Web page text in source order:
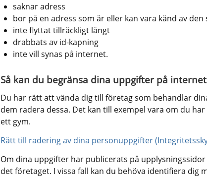
saknar adress
bor på en adress som är eller kan vara känd av
inte flyttat tillräckligt långt
drabbats av id-kapning
inte vill synas på internet.
Så kan du begränsa dina uppgifter på internet
Du har rätt att vända dig till företag som behandlar
dem radera dessa. Det kan till exempel vara om du
ett gym.
Rätt till radering av dina personuppgifter
Om dina uppgifter har publicerats på
det företaget. I vissa fall kan du behöva identifiera dig